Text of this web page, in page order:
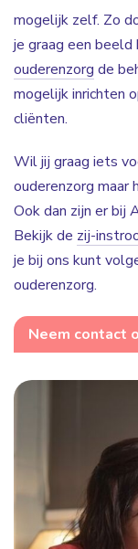
mogelijk zelf. Zo
je graag een beeld
ouderenzorg de
mogelijk inrichten
cliënten.
Wil jij graag iets
ouderenzorg maar
Ook dan zijn er bij
Bekijk de zij-
je bij ons kunt
ouderenzorg.
Neem contact